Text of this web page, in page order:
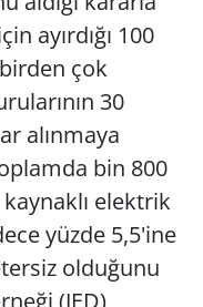
ayırdığı 100
çok
30
alınmaya
bin 800
elektrik
yüzde 5,5'ine
olduğunu
(JED)